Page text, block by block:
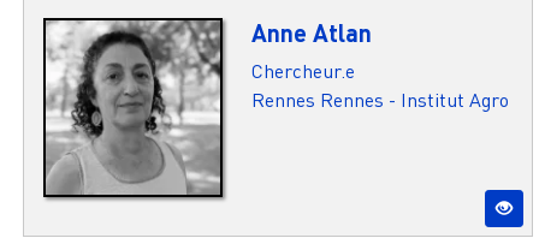
Anne Atlan
Chercheur.e
Rennes Rennes - Institut Agro